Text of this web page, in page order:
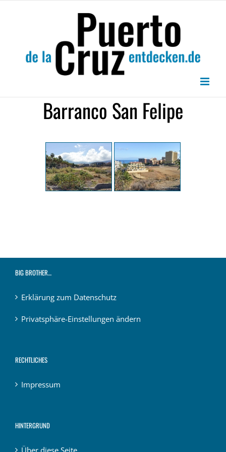
Barranco San Felipe
BIG BROTHER…
Erklärung zum Datenschutz
Privatsphäre-Einstellungen ändern
RECHTLICHES
Impressum
HINTERGRUND